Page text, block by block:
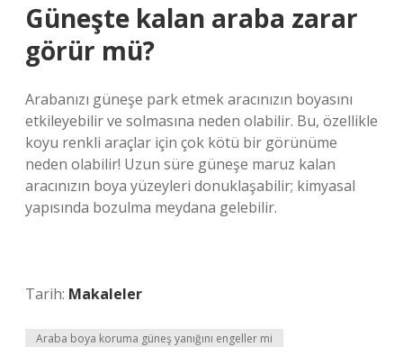
Güneşte kalan araba zarar
görür mü?
Arabanızı güneşe park etmek aracınızın boyasını
etkileyebilir ve solmasına neden olabilir. Bu, özellikle
koyu renkli araçlar için çok kötü bir görünüme
neden olabilir! Uzun süre güneşe maruz kalan
aracınızın boya yüzeyleri donuklaşabilir; kimyasal
yapısında bozulma meydana gelebilir.
Tarih: Makaleler
Araba boya koruma güneş yanığını engeller mi